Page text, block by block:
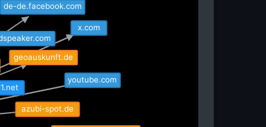
x.com
de-de.facebook.com
youtube.com
azubi-spot.de
geoauskunft.de